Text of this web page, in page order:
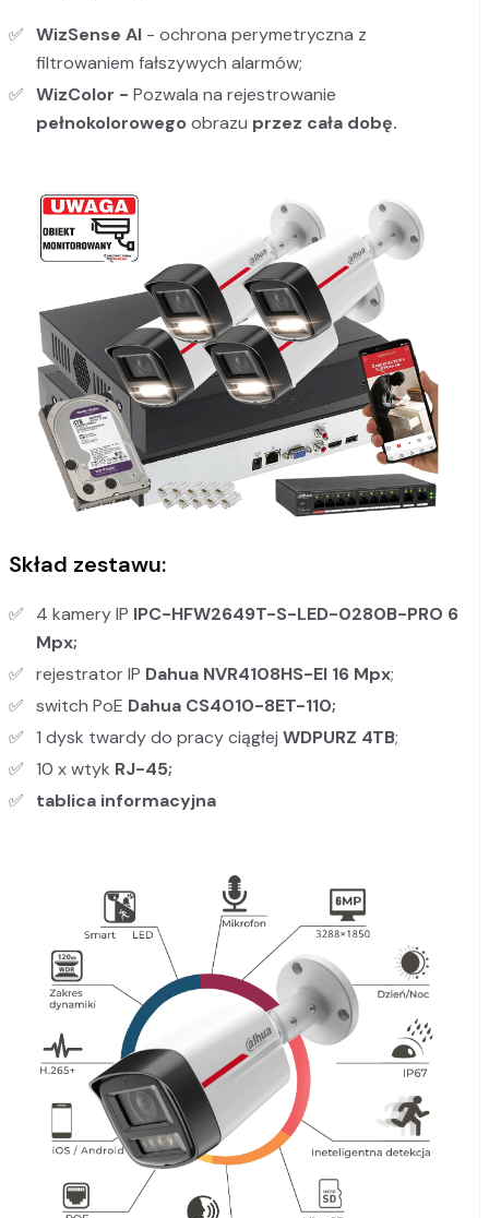
WizSense AI - ochrona perymetryczna z
filtrowaniem fałszywych alarmów;
WizColor - Pozwala na rejestrowanie
pełnokolorowego obrazu przez cała dobę.
Skład zestawu:
4 kamery IP IPC-HFW2649T-S-LED-0280B-PRO 6
Mpx;
rejestrator IP Dahua NVR4108HS-EI 16 Mpx;
switch PoE Dahua CS4010-8ET-110;
1 dysk twardy do pracy ciągłej WDPURZ 4TB;
10 x wtyk RJ-45;
tablica informacyjna